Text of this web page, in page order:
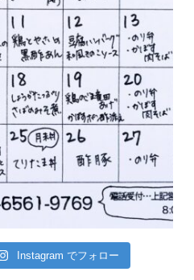
Instagram でフォロー